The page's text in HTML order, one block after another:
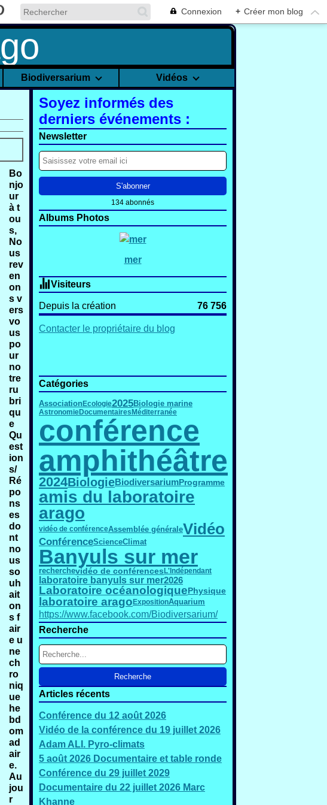
Connexion + Créer mon blog
Biodiversarium Vidéos
Bo
njo
ur
à t
ou
s,
No
us
rev
en
on
s v
ers
vo
us
po
ur
no
tre
ru
bri
qu
e
Qu
est
ion
s/
Ré
po
ns
es
do
nt
no
us
so
uh
ait
on
s f
air
e u
ne
ch
ro
niq
ue
he
bd
om
ad
air
e.
Au
jou
r
Soyez informés des
derniers événements :
Newsletter
134 abonnés
Albums Photos
mer
Visiteurs
Depuis la création 76 756
Contacter le propriétaire du blog
Catégories
AssociationEcologie2025Biologie marine
AstronomieDocumentaires Méditerranée
conférence
amphithéâtre
2024BiologieBiodiversariumProgramme
amis du laboratoire
arago
vidéo de conférenceAssemblée généraleVidéo
ConférenceScienceClimat
Banyuls sur mer
recherchevidéo de conférences L'Indépendant
laboratoire banyuls sur mer2026
Laboratoire océanologiquePhysique
laboratoire aragoExpositionAquarium
https://www.facebook.com/Biodiversarium/
Recherche
Articles récents
Conférence du 12 août 2026
Vidéo de la conférence du 19 juillet 2026
Adam ALI. Pyro-climats
5 août 2026 Documentaire et table ronde
Conférence du 29 juillet 2029
Documentaire du 22 juillet 2026 Marc
Khanne